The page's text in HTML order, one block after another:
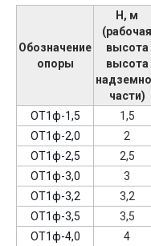
Обозначение
опоры
Н, м
(рабочая
высота
высота
части)
ОТ1ф-1,5 1,5
ОТ1ф-2,0
2
ОТ1ф-2,5
2,5
ОТ1ф-3,0
3
ОТ1ф-3,2
3,2
ОТ1ф-3,5
3,5
ОТ1ф-4,0
4